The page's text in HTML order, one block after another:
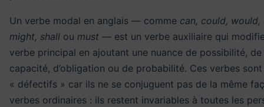
Un verbe modal en anglais — comme can, could, would,
might, shall ou must — est un verbe auxiliaire qui
verbe principal en ajoutant une nuance de possibilité,
capacité, d’obligation ou de probabilité. Ces verbes
« défectifs » car ils ne se conjuguent pas de la même
verbes ordinaires : ils restent invariables à toutes les